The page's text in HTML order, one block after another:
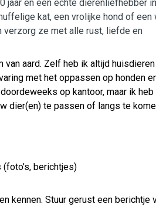
jaar en een echte dierenliefhebber in
kat, een vrolijke hond of een
verzorg ze met alle rust, liefde en
van aard. Zelf heb ik altijd huisdieren
met het oppassen op honden
op kantoor, maar ik heb
dier(en) te passen of langs te
berichtjes)
kennen. Stuur gerust een berichtje